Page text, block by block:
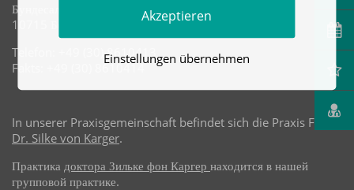
Бундесаллее 42
10715 Берлин
Telefon: +49 (30) 8610413
Fakts: +49 (30) 8610414
In unserer Praxisgemeinschaft befindet sich die Praxis Frau
Dr. Silke von Karger.
Практика доктора Зильке фон Каргер находится в нашей
групповой практике.
Akzeptieren
Einstellungen übernehmen